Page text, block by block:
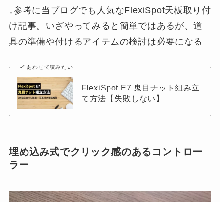
↓参考に当ブログでも人気なFlexiSpot天板取り付
け記事。いざやってみると簡単ではあるが、道
具の準備や付けるアイテムの検討は必要になる
あわせて読みたい
FlexiSpot E7 鬼目ナット組み立
て方法【失敗しない】
埋め込み式でクリック感のあるコントロー
ラー